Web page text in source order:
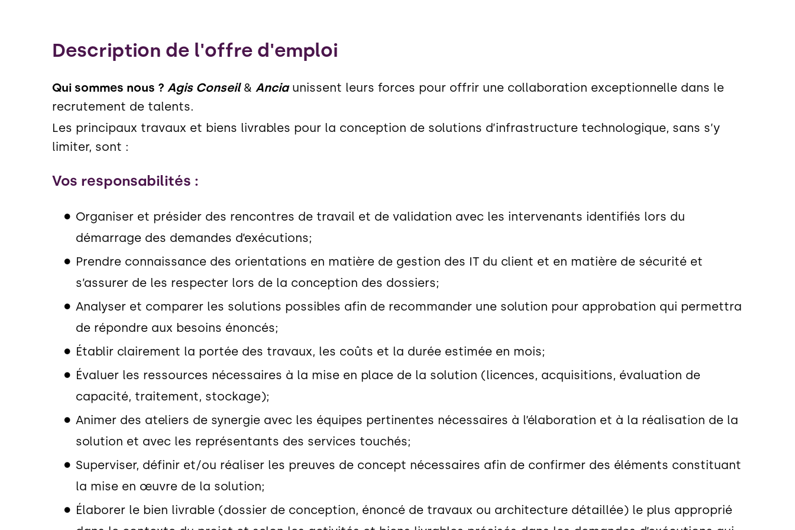
Description de l'offre d'emploi
Qui sommes nous ? Agis Conseil& Anciaunissent leurs forces pour offrir une collaboration exceptionnelle dans le
recrutement de talents.
Les principaux travaux et biens livrables pour la conception de solutions d’infrastructure technologique, sans s’y
limiter, sont :
Vos responsabilités :
Organiser et présider des rencontres de travail et de validation avec les intervenants identifiés lors du
démarrage des demandes d’exécutions;
Prendre connaissance des orientations en matière de gestion des IT du client et en matière de sécurité et
s’assurer de les respecter lors de la conception des dossiers;
Analyser et comparer les solutions possibles afin de recommander une solution pour approbation qui permettra
de répondre aux besoins énoncés;
Établir clairement la portée des travaux, les coûts et la durée estimée en mois;
Évaluer les ressources nécessaires à la mise en place de la solution (licences, acquisitions, évaluation de
capacité, traitement, stockage);
Animer des ateliers de synergie avec les équipes pertinentes nécessaires à l’élaboration et à la réalisation de la
solution et avec les représentants des services touchés;
Superviser, définir et/ou réaliser les preuves de concept nécessaires afin de confirmer des éléments constituant
la mise en œuvre de la solution;
Élaborer le bien livrable (dossier de conception, énoncé de travaux ou architecture détaillée) le plus approprié